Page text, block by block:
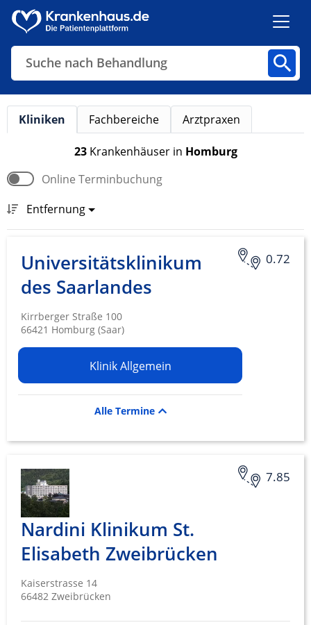
Suche nach Behandlung
Kliniken Fachbereiche Arztpraxen
23 Krankenhäuser in Homburg
Online Terminbuchung
Entfernung
0.72
Universitätsklinikum
des Saarlandes
Kirrberger Straße 100
66421 Homburg (Saar)
Klinik Allgemein
Alle Termine
7.85
Nardini Klinikum St.
Elisabeth Zweibrücken
Kaiserstrasse 14
66482 Zweibrücken